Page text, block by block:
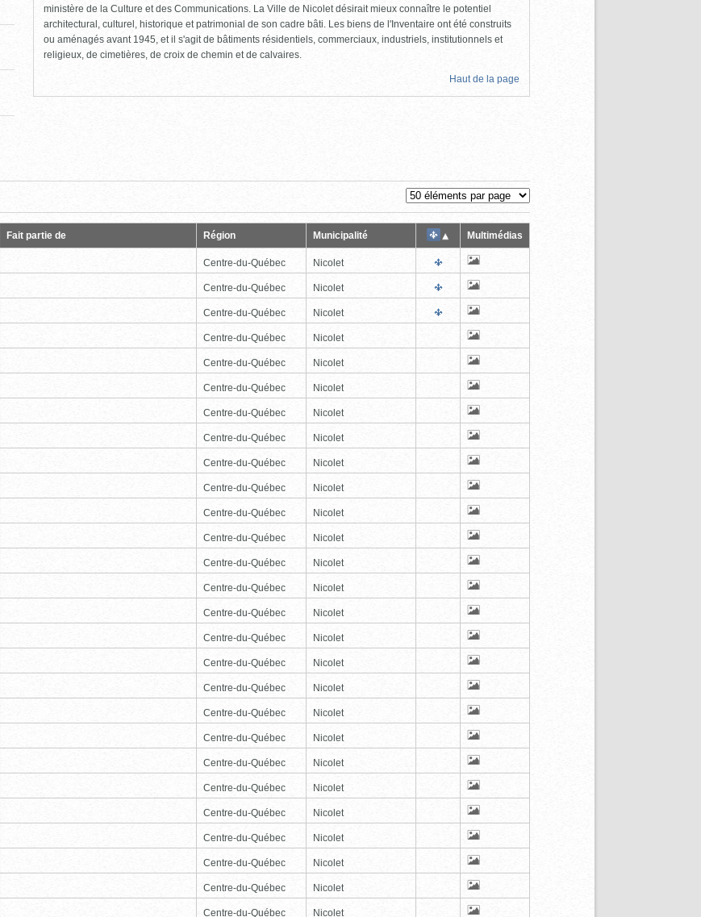
ministère de la Culture et des Communications. La Ville de Nicolet désirait mieux connaître le potentiel
architectural, culturel, historique et patrimonial de son cadre bâti. Les biens de l'Inventaire ont été construits
ou aménagés avant 1945, et il s'agit de bâtiments résidentiels, commerciaux, industriels, institutionnels et
religieux, de cimetières, de croix de chemin et de calvaires.
Haut de la page
Fait partie de Région Municipalité Multimédias
Centre-du-Québec Nicolet
Centre-du-Québec Nicolet
Centre-du-Québec Nicolet
Centre-du-Québec Nicolet
Centre-du-Québec Nicolet
Centre-du-Québec Nicolet
Centre-du-Québec Nicolet
Centre-du-Québec Nicolet
Centre-du-Québec Nicolet
Centre-du-Québec Nicolet
Centre-du-Québec Nicolet
Centre-du-Québec Nicolet
Centre-du-Québec Nicolet
Centre-du-Québec Nicolet
Centre-du-Québec Nicolet
Centre-du-Québec Nicolet
Centre-du-Québec Nicolet
Centre-du-Québec Nicolet
Centre-du-Québec Nicolet
Centre-du-Québec Nicolet
Centre-du-Québec Nicolet
Centre-du-Québec Nicolet
Centre-du-Québec Nicolet
Centre-du-Québec Nicolet
Centre-du-Québec Nicolet
Centre-du-Québec Nicolet
Centre-du-Québec Nicolet